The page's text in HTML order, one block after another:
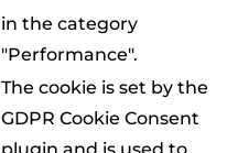
in the category
"Performance".
The cookie is set by the
GDPR Cookie Consent